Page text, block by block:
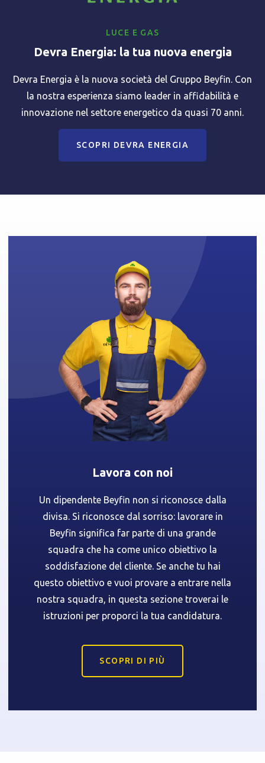
LUCE E GAS
Devra Energia: la tua nuova energia
Devra Energia è la nuova società del Gruppo Beyfin. Con
la nostra esperienza siamo leader in affidabilità e
innovazione nel settore energetico da quasi 70 anni.
SCOPRI DEVRA ENERGIA
Lavora con noi
Un dipendente Beyfin non si riconosce dalla
divisa. Si riconosce dal sorriso: lavorare in
Beyfin significa far parte di una grande
squadra che ha come unico obiettivo la
soddisfazione del cliente. Se anche tu hai
questo obiettivo e vuoi provare a entrare nella
nostra squadra, in questa sezione troverai le
istruzioni per proporci la tua candidatura.
SCOPRI DI PIÙ